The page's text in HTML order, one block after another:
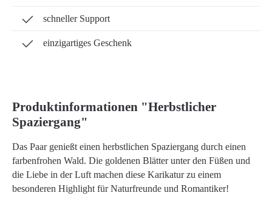
schneller Support
einzigartiges Geschenk
Produktinformationen "Herbstlicher
Spaziergang"
Das Paar genießt einen herbstlichen Spaziergang durch einen
farbenfrohen Wald. Die goldenen Blätter unter den Füßen und
die Liebe in der Luft machen diese Karikatur zu einem
besonderen Highlight für Naturfreunde und Romantiker!